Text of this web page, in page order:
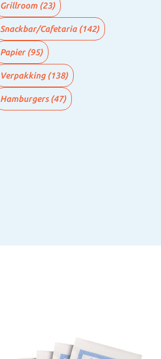
Grillroom (23)
Snackbar/Cafetaria(142)
Papier(95)
Verpakking(138)
Hamburgers(47)